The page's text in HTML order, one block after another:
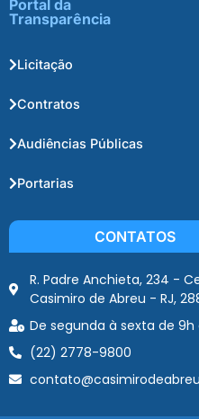
Portal da
Transparência
Licitação
Contratos
Audiências Públicas
Portarias
CONTATOS
R. Padre Anchieta, 234 -
Casimiro de Abreu - RJ,
De segunda à sexta de 9h
(22) 2778-9800